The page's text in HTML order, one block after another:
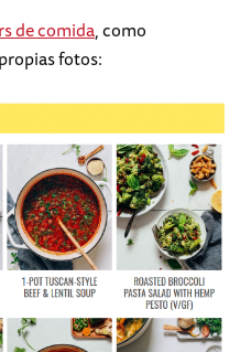
de comida, como
fotos: